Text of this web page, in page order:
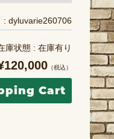
: dyluvarie260706
庫状態 : 在庫有り
（税込）